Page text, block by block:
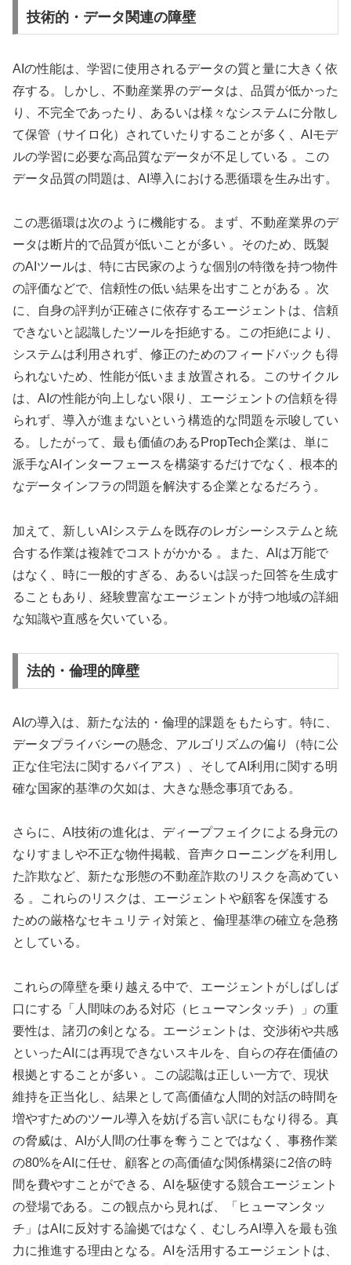
技術的・データ関連の障壁
AIの性能は、学習に使用されるデータの質と量に大きく依
存する。しかし、不動産業界のデータは、品質が低かった
り、不完全であったり、あるいは様々なシステムに分散し
て保管（サイロ化）されていたりすることが多く、AIモデ
ルの学習に必要な高品質なデータが不足している 。この
データ品質の問題は、AI導入における悪循環を生み出す。
この悪循環は次のように機能する。まず、不動産業界のデ
ータは断片的で品質が低いことが多い 。そのため、既製
のAIツールは、特に古民家のような個別の特徴を持つ物件
の評価などで、信頼性の低い結果を出すことがある 。次
に、自身の評判が正確さに依存するエージェントは、信頼
できないと認識したツールを拒絶する。この拒絶により、
システムは利用されず、修正のためのフィードバックも得
られないため、性能が低いまま放置される。このサイクル
は、AIの性能が向上しない限り、エージェントの信頼を得
られず、導入が進まないという構造的な問題を示唆してい
る。したがって、最も価値のあるPropTech企業は、単に
派手なAIインターフェースを構築するだけでなく、根本的
なデータインフラの問題を解決する企業となるだろう。
加えて、新しいAIシステムを既存のレガシーシステムと統
合する作業は複雑でコストがかかる 。また、AIは万能で
はなく、時に一般的すぎる、あるいは誤った回答を生成す
ることもあり、経験豊富なエージェントが持つ地域の詳細
な知識や直感を欠いている。
法的・倫理的障壁
AIの導入は、新たな法的・倫理的課題をもたらす。特に、
データプライバシーの懸念、アルゴリズムの偏り（特に公
正な住宅法に関するバイアス）、そしてAI利用に関する明
確な国家的基準の欠如は、大きな懸念事項である。
さらに、AI技術の進化は、ディープフェイクによる身元の
なりすましや不正な物件掲載、音声クローニングを利用し
た詐欺など、新たな形態の不動産詐欺のリスクを高めてい
る 。これらのリスクは、エージェントや顧客を保護する
ための厳格なセキュリティ対策と、倫理基準の確立を急務
としている。
これらの障壁を乗り越える中で、エージェントがしばしば
口にする「人間味のある対応（ヒューマンタッチ）」の重
要性は、諸刃の剣となる。エージェントは、交渉術や共感
といったAIには再現できないスキルを、自らの存在価値の
根拠とすることが多い 。この認識は正しい一方で、現状
維持を正当化し、結果として高価値な人間的対話の時間を
増やすためのツール導入を妨げる言い訳にもなり得る。真
の脅威は、AIが人間の仕事を奪うことではなく、事務作業
の80%をAIに任せ、顧客との高価値な関係構築に2倍の時
間を費やすことができる、AIを駆使する競合エージェント
の登場である。この観点から見れば、「ヒューマンタッ
チ」はAIに反対する論拠ではなく、むしろAI導入を最も強
力に推進する理由となる。AIを活用するエージェントは、